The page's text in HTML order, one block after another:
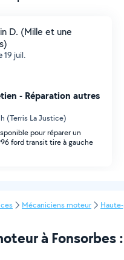
D. (Mille et une
19 juil.
- Réparation autres
(Terris La Justice)
pour réparer un
ford transit tire à gauche
Mécaniciens moteur
à Fonsorbes